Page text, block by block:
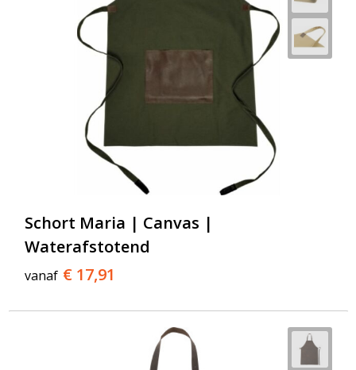
Schort Maria | Canvas |
Waterafstotend
vanaf € 17,91